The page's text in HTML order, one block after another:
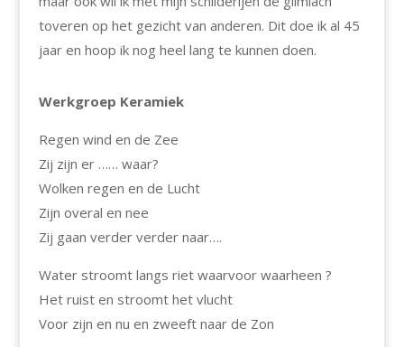
toveren op het gezicht van anderen. Dit doe ik al 45
jaar en hoop ik nog heel lang te kunnen doen.
Werkgroep Keramiek
Regen wind en de Zee
Zij zijn er …… waar?
Wolken regen en de Lucht
Zijn overal en nee
Zij gaan verder verder naar….
Water stroomt langs riet waarvoor waarheen ?
Het ruist en stroomt het vlucht
Voor zijn en nu en zweeft naar de Zon